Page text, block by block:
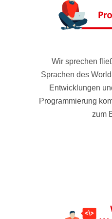
Wir sprechen
Sprachen des
Entwicklungen
Programmierung
zum